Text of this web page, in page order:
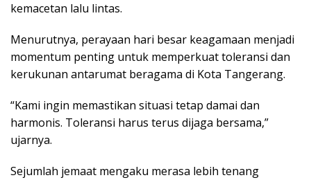
kemacetan lalu lintas.
Menurutnya, perayaan hari besar keagamaan menjadi
momentum penting untuk memperkuat toleransi dan
kerukunan antarumat beragama di Kota Tangerang.
“Kami ingin memastikan situasi tetap damai dan
harmonis. Toleransi harus terus dijaga bersama,”
ujarnya.
Sejumlah jemaat mengaku merasa lebih tenang